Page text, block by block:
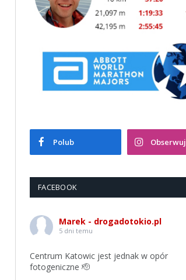
Polub Obserwuj
FACEBOOK
Marek - drogadotokio.pl
5 dni temu
Centrum Katowic jest jednak w opór
fotogeniczne 🫡